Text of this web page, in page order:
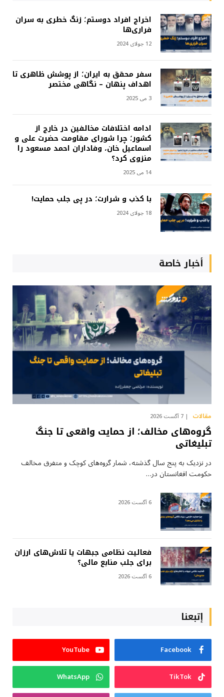
اخراج افراد دوستم؛ زنگ خطری به سران
فراری‌ها
12 جولای 2024
سفر محقق به ایران؛ از پوشش ظاهری تا
اهداف پنهان – نگاهی مختصر
3 می 2025
ادامه اختلافات مخالفین در خارج از
کشور؛ چرا شورای مقاومت حضرت علی و
اسماعیل خان، وفاداران احمد مسعود را
منزوی کرد؟
14 می 2025
با کذب و شرارت؛ در پی جلب حمایت!
18 جولای 2024
أخبار خاصة
مقالات 7 آگست 2026
گروه‌های مخالف؛ از حمایت واقعی تا جنگ
تبلیغاتی
در نزدیک به پنج سال گذشته، شمار گروه‌های کوچک و متفرق مخالف
حکومت افغانستان در…
6 آگست 2026
فعالیت نظامی جبهات یا تلاش‌های ارزان
برای جلب منابع مالی؟
6 آگست 2026
إتبعنا
Facebook
YouTube
TikTok
WhatsApp